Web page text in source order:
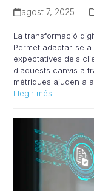
agost 7, 2025
La transformació
Permet adaptar-se
expectatives dels
d'aquests canvis a
mètriques ajuden a
Llegir més